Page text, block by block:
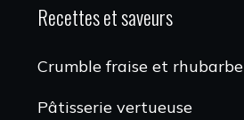
Recettes et saveurs
Crumble fraise et rhubarbe
Pâtisserie vertueuse